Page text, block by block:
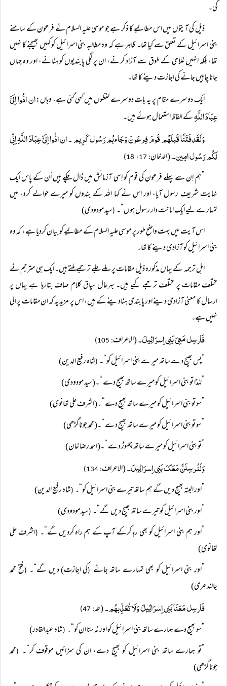
گی۔
ذیل کی آیتوں میں اس مطالبے کا ذکر ہے جو موسی علیہ السلام نے فرعون کے سامنے
بنی اسرائیل کے تعلق سے کیا تھا۔ ظاہر ہے کہ وہ مطالبہ بنی اسرائیل کو کہیں بھیجنے کا نہیں
تھا، بلکہ انہیں غلامی کے طوق سے آزاد کرنے، ان پر لگی پابندیوں کو ہٹانے، اور وہ جہاں
جانا چاہیں جانے کی اجازت دینے کا تھا۔
ایک دوسرے مقام پر یہ بات دوسرے لفظوں میں کہی گئی ہے، وہاں:ان ادُّوا اِلَیَّ
عِبَادَ اللَّہِکے الفاظ استعمال ہوئے ہیں۔
وَلَقَدفَتَنَّا قَبلَہُم قَومَ فِرعَونَ وَجَاءہُم رَسُول کَرِیم ۔ ان ادُّوا اِلَیَّ عِبَادَ اللَّہِ اِنِّی
لَکُم رَسُول امِین۔(الدخان: 17 ،
”ہم اِن سے پہلے فرعون کی قوم کو اِسی آزمائش میں ڈال چکے ہیں اُن کے پاس ایک
نہایت شریف رسول آیا، اور اس نے کہا اللہ کے بندوں کو میرے حوالے کرو، میں
تمہارے لیے ایک امانت دار رسول ہوں“۔ (سید مودودی)
اس آیت میں بہت واضح طور پر موسی علیہ السلام کے مطالبے کو بیان کردیا ہے، کہ وہ
بنی اسرائیل کو آزادی دینے کا تھا۔
اہل ترجمہ کے یہاں مذکورہ ذیل مقامات پر ملے جلے ترجمے ملتے ہیں۔ ایک ہی مترجم نے
مختلف مقامات پر مختلف ترجمے کیے ہیں۔ بہرحال سیاق کلام صاف بتارہا ہے یہاں پر
ارسال کا معنی آزادی دینے اور پابندی ہٹادینے کے ہیں، اس پر مزید یہ کہ ان مقامات پر الی
نہیں ہے۔
فَارسِل مَعِیَ بَنِی اِسرَائِیلَ۔(الاعراف: 105)
”پس بھیج دے ساتھ میرے بنی اسرائیل کو“۔ (شاہ رفیع الدین)
”لہٰذا تو بنی اسرائیل کو میرے ساتھ بھیج دے “۔(سید مودودی)
”سو تو بنی اسرائیل کو میرے ساتھ بھیج دے“ ۔(اشرف علی تھانوی)
”سو تو بنی اسرائیل کو میرے ساتھ بھیج دے “۔(محمد جوناگڑھی)
”تو بنی اسرائیل کو میرے ساتھ چھوڑ دے “۔(احمد رضا خان)
وَلَنُرسِلَنَّ مَعَکَ بَنِی اِسرَائِیلَ۔(الاعراف: 134)
”اور البتہ بھیج دیں گے ہم ساتھ تیرے بنی اسرائیل کو“۔ (شاہ رفیع الدین)
”اور بنی اسرائیل کو تیرے ساتھ بھیج دیں گے“۔ (سید مودودی)
”اور ہم بنی اسرائیل کو بھی رہا کرکے آپ کے ہم راہ کردیں گے“۔ (اشرف علی
تھانوی)
”اور بنی اسرائیل کو بھی تمہارے ساتھ جانے (کی اجازت) دیں گے“۔ (فتح محمد
جالندھری)
فَارسِل مَعَنَا بَنِی اِسرَائِیلَ وَلَا تُعَذِّبہُم۔(طہ: 47)
”سو بھیج دے ہمارے ساتھ بنی اسرائیل کو اور نہ ستا ان کو“۔ (شاہ عبدالقادر)
”تو ہمارے ساتھ بنی اسرائیل کو بھیج دے، ان کی سزائیں موقوف کر“۔ (محمد
جوناگڑھی)